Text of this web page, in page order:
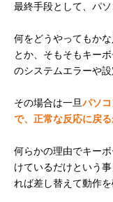
最終手段として、パ
何をどうやってもか
とか、そもそもキー
のシステムエラーや
その場合は一旦パソ
で、正常な反応に戻
何らかの理由でキー
けているだけという
れば差し替えて動作を